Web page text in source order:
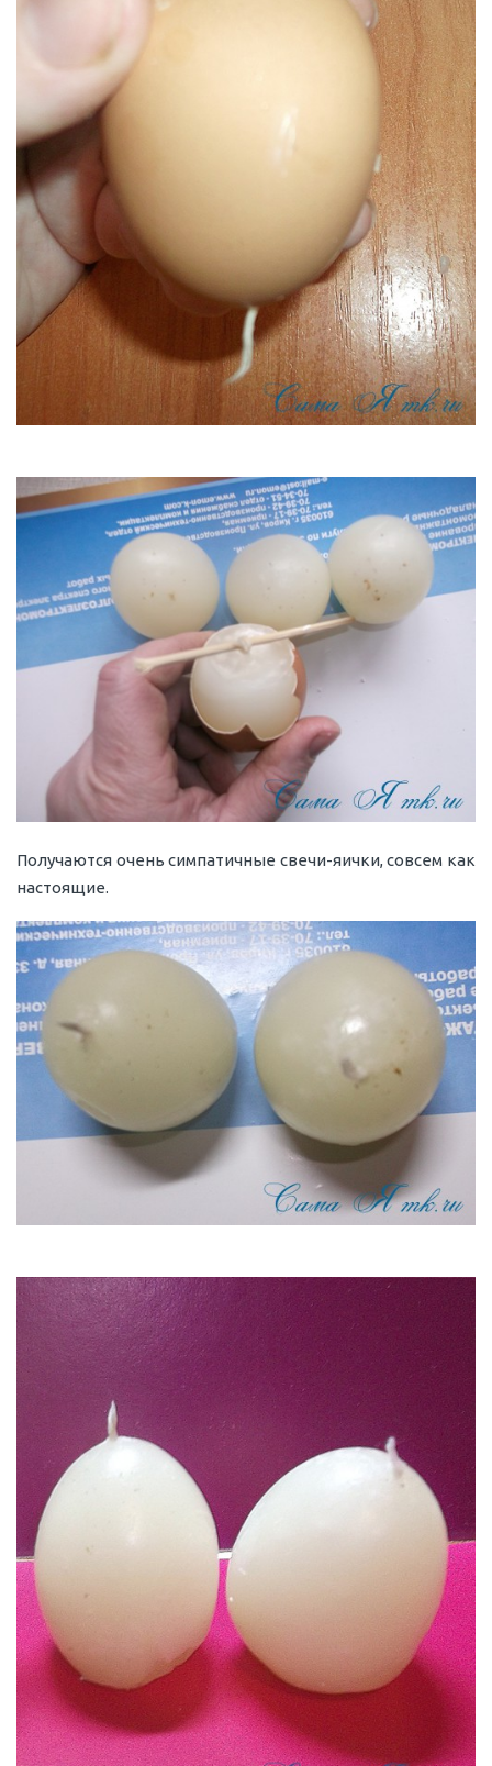
Получаются очень симпатичные свечи-яички, совсем как
настоящие.